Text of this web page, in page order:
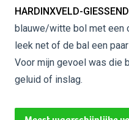
HARDINXVELD-
blauwe/witte bol met een
leek net of de bal een
Voor mijn gevoel was die
geluid of inslag.